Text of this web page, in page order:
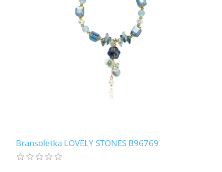
Bransoletka LOVELY STONES B96769